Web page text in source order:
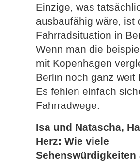
Einzige, was
ausbaufähig wäre, ist
Fahrradsituation in
Wenn man die
mit Kopenhagen
Berlin noch ganz weit
Es fehlen einfach
Fahrradwege.
Isa und Natascha,
Herz: Wie viele
Sehenswürdigkeiten